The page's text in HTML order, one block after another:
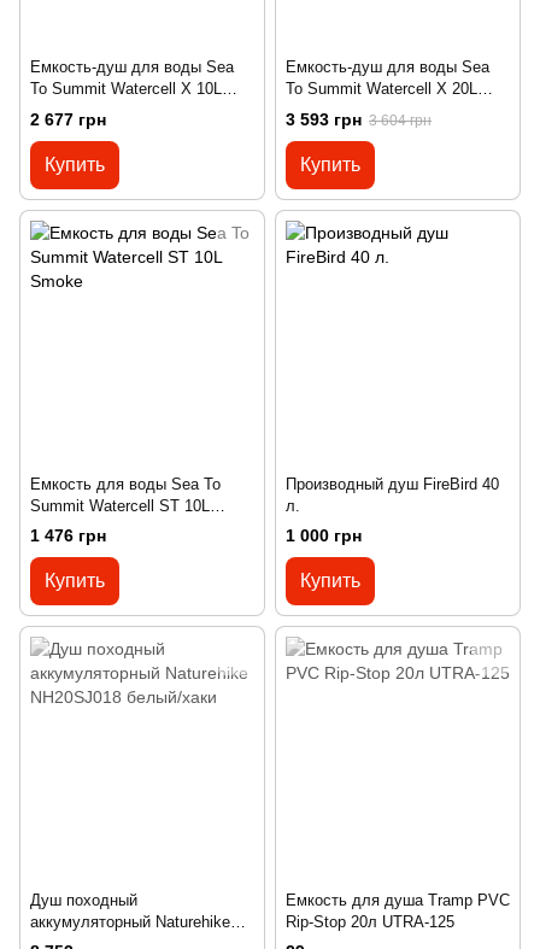
Емкость-душ для воды Sea
To Summit Watercell X 10L
grey
2 677 грн
Купить
Емкость-душ для воды Sea
To Summit Watercell X 20L
grey
3 593 грн 3 604 грн
Купить
Емкость для воды Sea To
Summit Watercell ST 10L
Smoke
1 476 грн
Купить
Производный душ FireBird 40
л.
1 000 грн
Купить
Душ походный
аккумуляторный Naturehike
NH20SJ018 белый/хаки
Емкость для душа Tramp PVC
Rip-Stop 20л UTRA-125